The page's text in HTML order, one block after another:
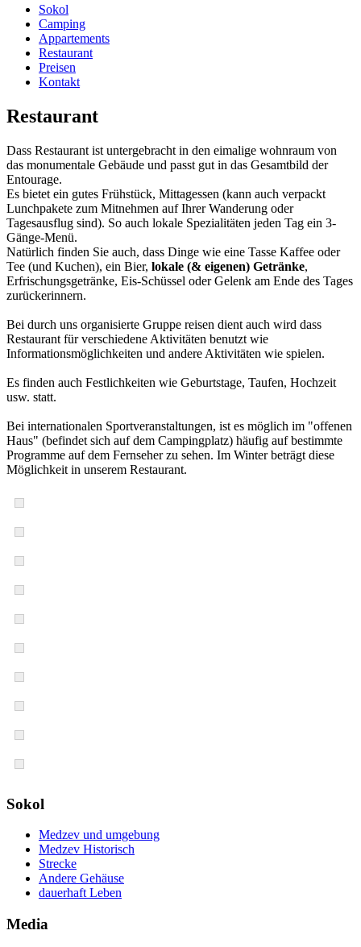
Sokol
Camping
Appartements
Restaurant
Preisen
Kontakt
Restaurant
Dass Restaurant ist untergebracht in den eimalige wohnraum von
das monumentale Gebäude und passt gut in das Gesamtbild der
Entourage.
Es bietet ein gutes Frühstück, Mittagessen (kann auch verpackt
Lunchpakete zum Mitnehmen auf Ihrer Wanderung oder
Tagesausflug sind). So auch lokale Spezialitäten jeden Tag ein 3-
Gänge-Menü.
Natürlich finden Sie auch, dass Dinge wie eine Tasse Kaffee oder
Tee (und Kuchen), ein Bier, lokale (& eigenen) Getränke,
Erfrischungsgetränke, Eis-Schüssel oder Gelenk am Ende des Tages
zurückerinnern.
Bei durch uns organisierte Gruppe reisen dient auch wird dass
Restaurant für verschiedene Aktivitäten benutzt wie
Informationsmöglichkeiten und andere Aktivitäten wie spielen.
Es finden auch Festlichkeiten wie Geburtstage, Taufen, Hochzeit
usw. statt.
Bei internationalen Sportveranstaltungen, ist es möglich im "offenen
Haus" (befindet sich auf dem Campingplatz) häufig auf bestimmte
Programme auf dem Fernseher zu sehen. Im Winter beträgt diese
Möglichkeit in unserem Restaurant.
Sokol
Medzev und umgebung
Medzev Historisch
Strecke
Andere Gehäuse
dauerhaft Leben
Media